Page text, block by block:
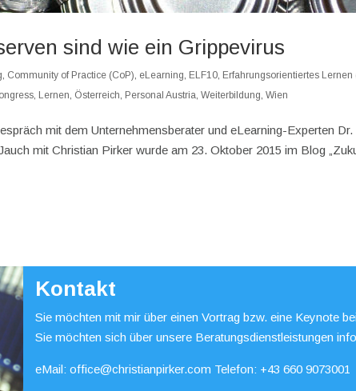
sind wie ein Grippevirus
Community of Practice (CoP) eLearning ELF10 Erfahrungsorientiertes Lernen
Lernen Österreich Personal Austria ,Weiterbildung ,Wien
mit dem Unternehmensberater und eLearning-Experten
mit Christian Pirker wurde am 23. Oktober 2015 im Blog
Kontakt
Sie möchten mit mir über einen Vortrag bzw. eine Keynote
Sie möchten sich über unsere Beratungsdienstleistungen
eMail:office@christianpirker.com Telefon: +43 660 9073001